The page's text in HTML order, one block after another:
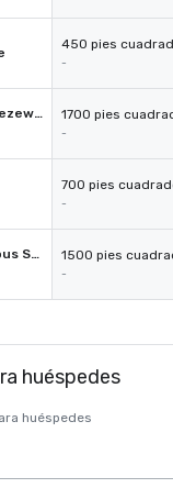
450 pies
-
Outdor Covered Breezeway Space 1700 pies
-
700 pies
-
Outdoor Miscellaneous Space 1500 pies
-
huéspedes
huéspedes